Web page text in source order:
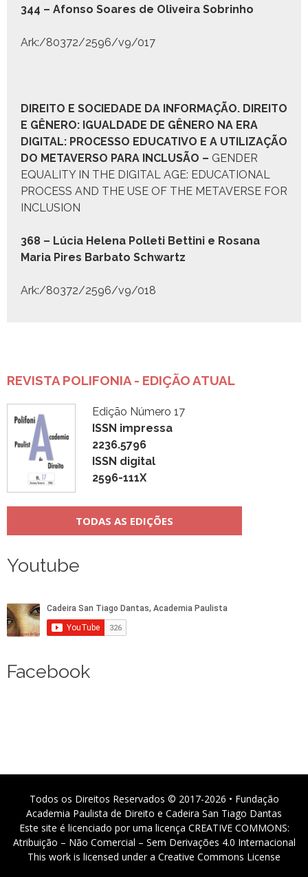
344 – Afon­so Soares de Oliveira Sobrin­ho
Ark:/80372/2596/v9/017
DIREITO E SOCIEDADE DA INFORMAÇÃO. DIREITO
E GÊNERO: IGUALDADE DE GÊNERO NA ERA
DIGITAL: PROCESSO EDUCATIVO E A UTILIZAÇÃO
DO METAVERSO PARA INCLUSÃO – GENDER
EQUALITY IN THE DIGITAL AGE: EDUCATIONAL
PROCESS AND THE USE OF THE METAVERSE FOR
INCLUSION
368 – Lúcia Hele­na Pol­leti Bet­ti­ni e Rosana
Maria Pires Bar­ba­to Schwartz
Ark:/80372/2596/v9/018
REVISTA POLIFONIA - EDIÇÃO ATUAL
Edição Número 17
ISSN impressa
2236.5796
ISSN digital
2596-111X
TODAS AS EDIÇÕES
Youtube
Facebook
Todos os Direitos Reservados © 2017-2026 • Fundação
Academia Paulista de Direito e Cadeira San Tiago Dantas
Este site é licenciado por uma licença CREATIVE COMMONS:
Atribuição – Não Comercial – Sem Derivações 4.0 Internacional
This work is licensed under a Creative Commons License